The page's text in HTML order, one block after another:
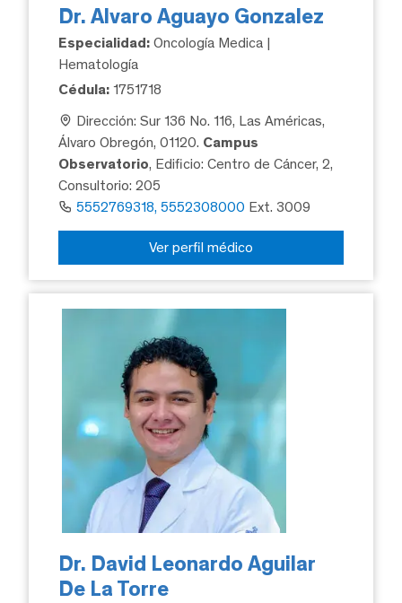
Dr. Alvaro Aguayo Gonzalez
Especialidad: Oncología Medica |
Hematología
Cédula: 1751718
Dirección: Sur 136 No. 116, Las Américas,
Álvaro Obregón, 01120. Campus
Observatorio, Edificio: Centro de Cáncer, 2,
Consultorio: 205
5552769318, 5552308000 Ext. 3009
Ver perfil médico
Dr. David Leonardo Aguilar
De La Torre